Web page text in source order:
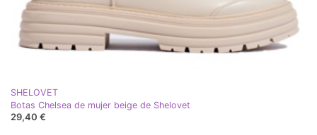
SHELOVET
Botas Chelsea de mujer beige de Shelovet
29,40 €